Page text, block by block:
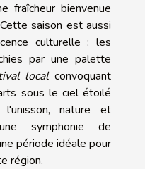
fraîcheur bienvenue
saison est aussi
culturelle : les
par une palette
localconvoquant
sous le ciel étoilé
nature et
symphonie de
période idéale pour
région.